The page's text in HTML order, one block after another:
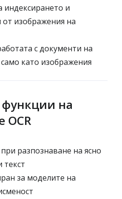
индексирането и
изображения на
с документи на
като изображения
на
OCR
разпознаване на ясно
текст
за моделите на